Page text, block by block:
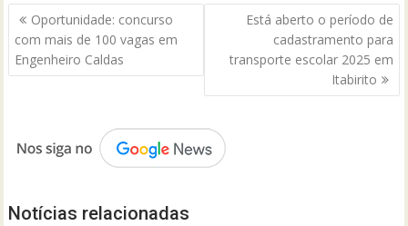
Navegação
de
Post
Oportunidade: concurso
com mais de 100 vagas em
Engenheiro Caldas
Está aberto o período de
cadastramento para
transporte escolar 2025 em
Itabirito
Notícias relacionadas